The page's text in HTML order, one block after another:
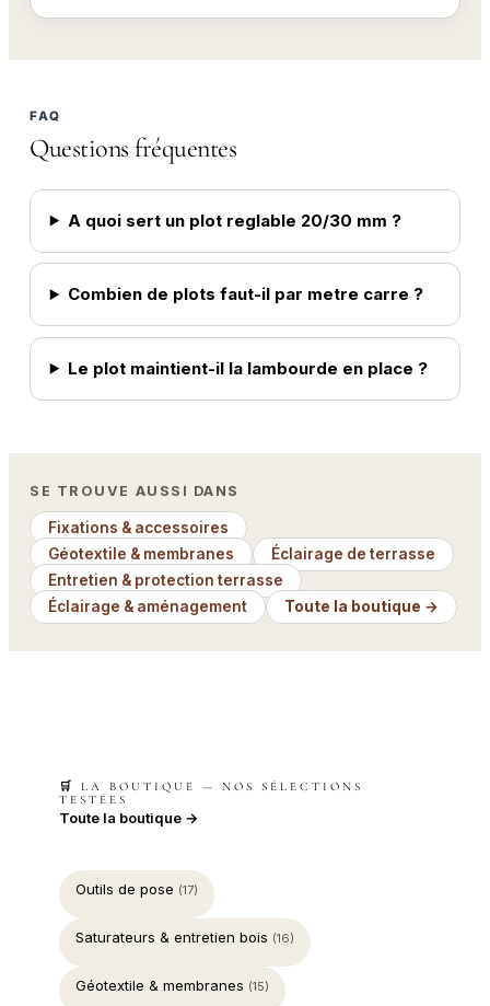
FAQ
Questions fréquentes
A quoi sert un plot reglable 20/30 mm ?
Combien de plots faut-il par metre carre ?
Le plot maintient-il la lambourde en place ?
SE TROUVE AUSSI DANS
Fixations & accessoires
Géotextile & membranes
Éclairage de terrasse
Entretien & protection terrasse
Éclairage & aménagement
Toute la boutique →
🛒 LA BOUTIQUE — NOS SÉLECTIONS
TESTÉES
Toute la boutique →
Outils de pose (17)
Saturateurs & entretien bois (16)
Géotextile & membranes (15)